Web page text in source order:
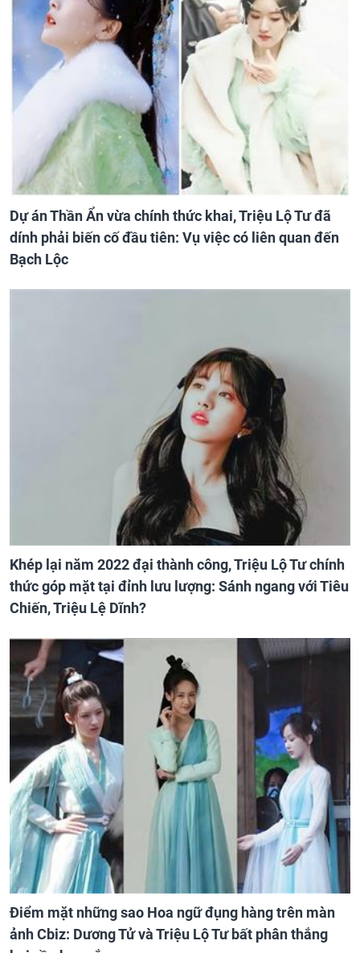
Dự án Thần Ẩn vừa chính thức khai, Triệu Lộ Tư đã
dính phải biến cố đầu tiên: Vụ việc có liên quan đến
Bạch Lộc
Khép lại năm 2022 đại thành công, Triệu Lộ Tư chính
thức góp mặt tại đỉnh lưu lượng: Sánh ngang với Tiêu
Chiến, Triệu Lệ Dĩnh?
Điểm mặt những sao Hoa ngữ đụng hàng trên màn
ảnh Cbiz: Dương Tử và Triệu Lộ Tư bất phân thắng